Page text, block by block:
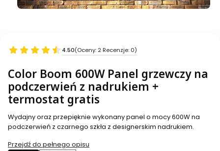
4.50(Oceny: 2 Recenzje: 0)
Color Boom 600W Panel grzewczy na
podczerwień z nadrukiem +
termostat gratis
Wydajny oraz przepięknie wykonany panel o mocy 600W na
podczerwień z czarnego szkła z designerskim nadrukiem.
Przejdź do pełnego opisu